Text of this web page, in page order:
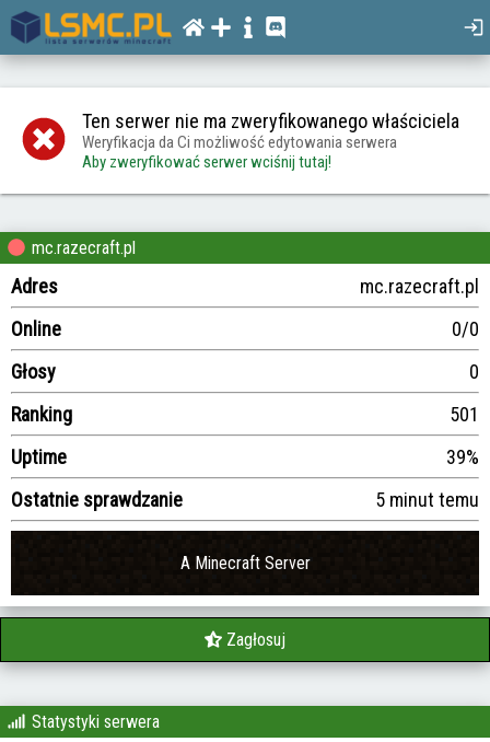
Ten serwer nie ma zweryfikowanego właściciela
Weryfikacja da Ci możliwość edytowania serwera
Aby zweryfikować serwer wciśnij tutaj!
mc.razecraft.pl
Adres
mc.razecraft.pl
Online
0/0
Głosy
0
Ranking
501
Uptime
39%
Ostatnie sprawdzanie
5 minut temu
A Minecraft Server
Zagłosuj
Statystyki serwera